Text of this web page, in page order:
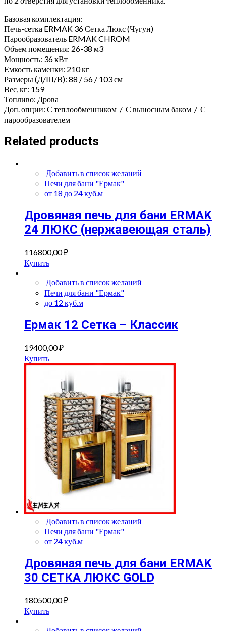
Базовая комплектация:
Печь-сетка ERMAK 36 Сетка Люкс (Чугун)
Парообразователь ERMAK CHROM
Объем помещения: 26-38 м3
Мощность: 36 кВт
Емкость каменки: 210 кг
Размеры (Д/Ш/В): 88 / 56 / 103 см
Вес, кг: 159
Топливо: Дрова
Доп. опции: С теплообменником / С выносным баком / С
парообразователем
Related products
Добавить в список желаний
Печи для бани "Ермак"
от 18 до 24 куб.м
Дровяная печь для бани ERMAK
24 ЛЮКС (нержавеющая сталь)
116800,00₽
Купить
Добавить в список желаний
Печи для бани "Ермак"
до 12 куб.м
Ермак 12 Сетка – Классик
19400,00₽
Купить
Добавить в список желаний
Печи для бани "Ермак"
от 24 куб.м
Дровяная печь для бани ERMAK
30 СЕТКА ЛЮКС GOLD
180500,00₽
Купить